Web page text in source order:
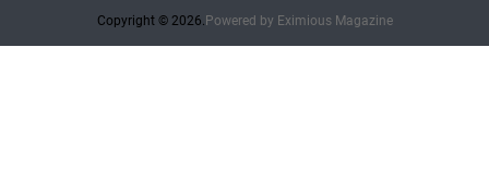
Copyright © 2026. Powered by Eximious Magazine